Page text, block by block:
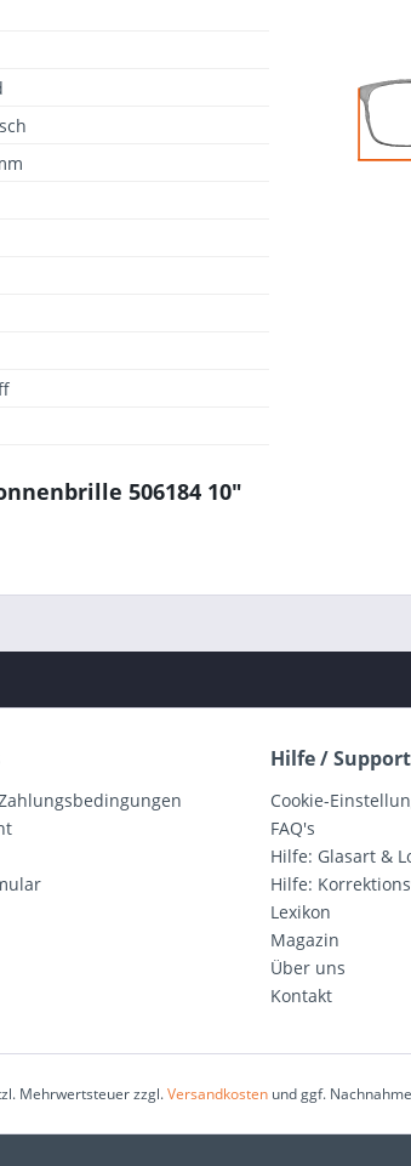
506184 10"
Hilfe / Support
Cookie-
FAQ's
Hilfe: Glasart &
Hilfe:
Lexikon
Magazin
Über uns
Kontakt
Mehrwertsteuer zzgl.Versandkostenund ggf.